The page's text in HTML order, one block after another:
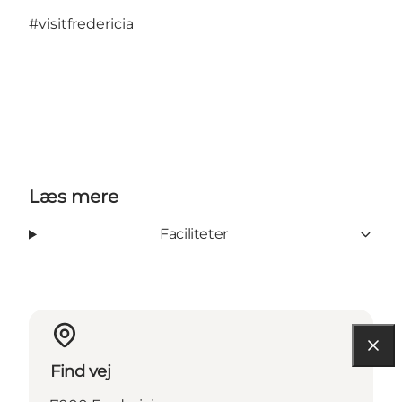
#visitfredericia
Læs mere
Faciliteter
Find vej